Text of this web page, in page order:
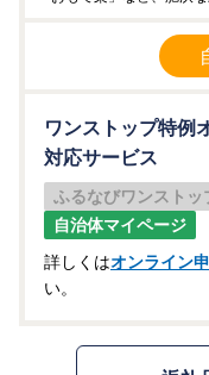
ワンストップ特例
対応サービス
ふるなびワンストッ
自治体マイページ
詳しくはオンライン
い。